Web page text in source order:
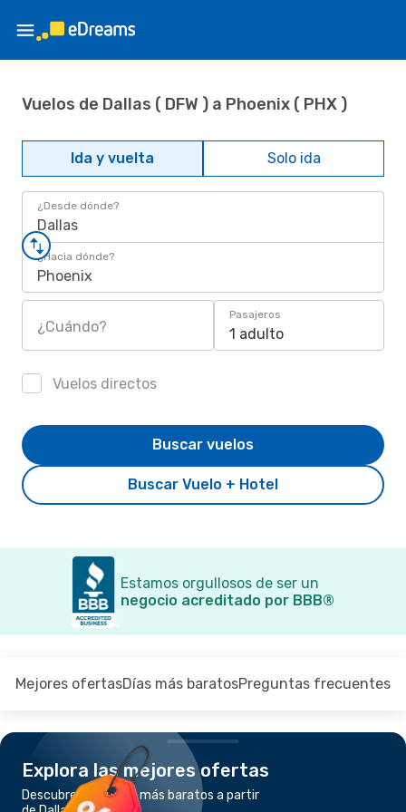
Vuelos de Dallas ( DFW ) a Phoenix ( PHX )
Ida y vuelta Solo ida
¿Desde dónde?
Dallas
¿Hacia dónde?
Phoenix
¿Cuándo?
Pasajeros
1 adulto
Vuelos directos
Buscar Vuelo + Hotel
Buscar vuelos
Estamos orgullosos de ser un
negocio acreditado por BBB®
Mejores ofertasDías más baratosPreguntas frecuentes
Explora las mejores ofertas
Descubre los vuelos más baratos a partir